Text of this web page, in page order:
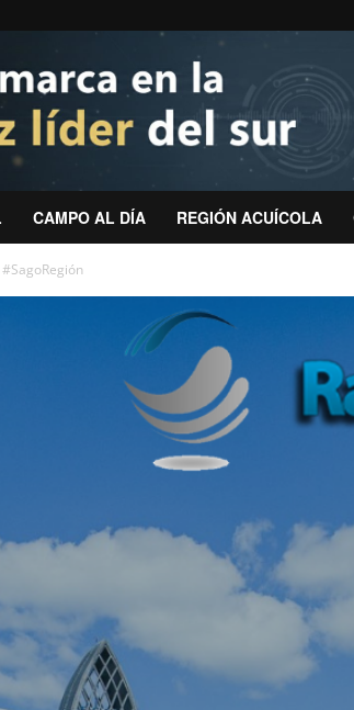
CAMPO AL DÍA REGIÓN ACUÍCOLA